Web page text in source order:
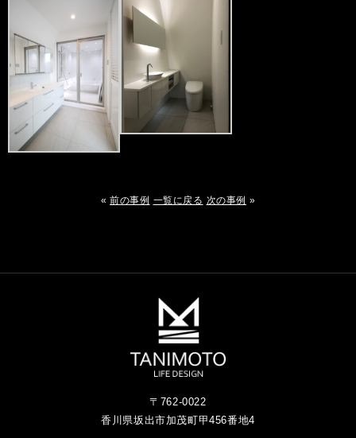
«前の事例 一覧に戻る 次の事例 »
〒762-0022
香川県坂出市加茂町甲456番地4